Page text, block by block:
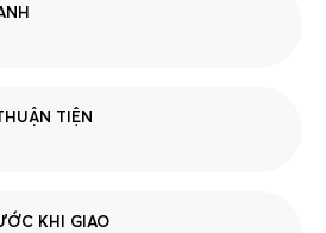
TIỆN
KHI GIAO